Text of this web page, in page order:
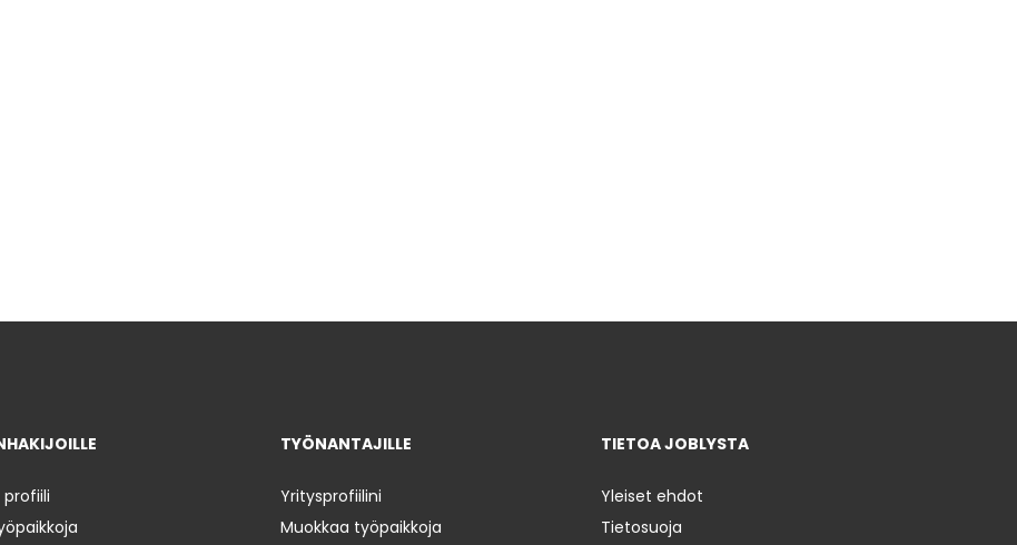
TYÖNANTAJILLE
Yritysprofiilini
Muokkaa työpaikkoja
TIETOA JOBLYSTA
Yleiset ehdot
Tietosuoja